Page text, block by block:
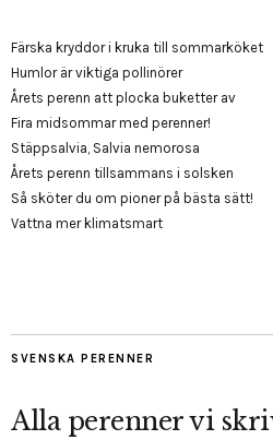
Färska kryddor i kruka till sommarköket
Humlor är viktiga pollinörer
Årets perenn att plocka buketter av
Fira midsommar med perenner!
Stäppsalvia, Salvia nemorosa
Årets perenn tillsammans i solsken
Så sköter du om pioner på bästa sätt!
Vattna mer klimatsmart
SVENSKA PERENNER
Alla perenner vi